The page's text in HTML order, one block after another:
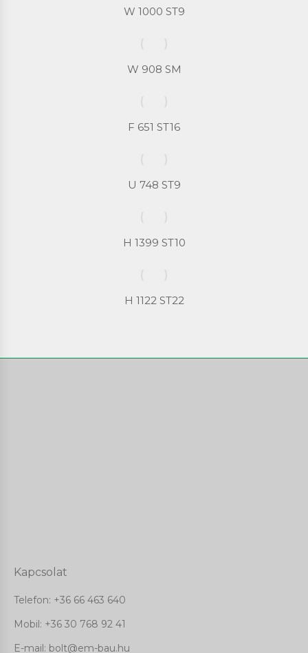
W 1000 ST9
W 908 SM
F 651 ST16
U 748 ST9
H 1399 ST10
H 1122 ST22
Kapcsolat
Telefon: +36 66 463 640
Mobil: +36 30 768 92 41
E-mail: bolt@em-bau.hu